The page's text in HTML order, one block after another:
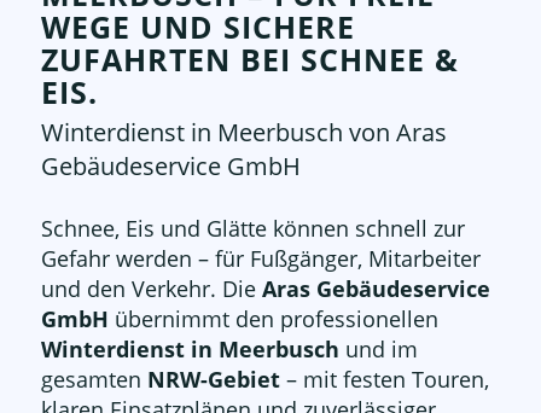
WEGE UND SICHERE
ZUFAHRTEN BEI SCHNEE &
EIS.
Winterdienst in Meerbusch von Aras
Gebäudeservice GmbH
Schnee, Eis und Glätte können schnell zur
Gefahr werden – für Fußgänger, Mitarbeiter
und den Verkehr. Die Aras Gebäudeservice
GmbH übernimmt den professionellen
Winterdienst in Meerbusch und im
gesamten NRW-Gebiet– mit festen Touren,